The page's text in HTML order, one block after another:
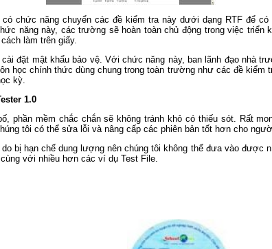
có chức năng chuyển các đề kiểm tra này dưới dạng RTF để
năng này, các trường sẽ hoàn toàn chủ động trong việc triển
làm trên giấy.
đặt mật khẩu bảo vệ. Với chức năng này, ban lãnh đạo nhà
học chính thức dùng chung trong toàn trường như các đề kiểm
kỳ.
1.0
phần mềm chắc chắn sẽ không tránh khỏ có thiếu sót. Rất
tôi có thể sửa lỗi và nâng cấp các phiên bản tốt hơn cho
do bị hạn chế dung lượng nên chúng tôi không thể đưa vào được
với nhiều hơn các ví dụ Test File.